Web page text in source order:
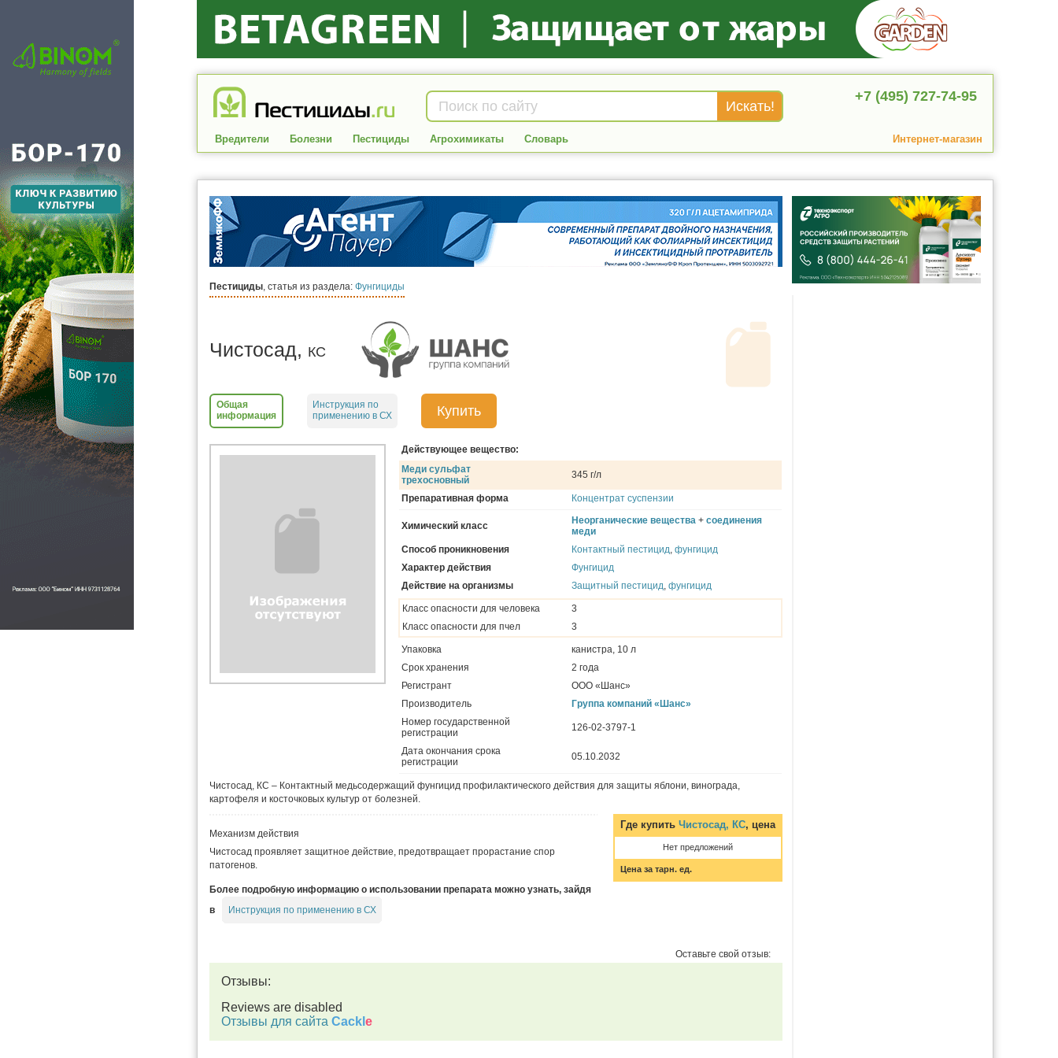
+7 (495) 727-74-95
Вредители Болезни Пестициды Агрохимикаты Словарь Интернет-магазин
Пестициды, статья из раздела: Фунгициды
Чистосад, КС
Общая
информация
Инструкция по
применению в СХ
Купить
Действующее вещество:
Меди сульфат
трехосновный
345 г/л
Препаративная форма Концентрат суспензии
Химический класс Неорганические вещества + соединения
меди
Способ проникновения
Контактный пестицид, фунгицид
Характер действия
Фунгицид
Действие на организмы
Защитный пестицид, фунгицид
Класс опасности для человека
3
Класс опасности для пчел
3
Упаковка
канистра, 10 л
Срок хранения
2 года
Регистрант
ООО «Шанс»
Производитель
Группа компаний «Шанс»
Номер государственной
регистрации
126-02-3797-1
Дата окончания срока
регистрации
05.10.2032
Чистосад, КС – Контактный медьсодержащий фунгицид профилактического действия для защиты яблони, винограда,
картофеля и косточковых культур от болезней.
Где купить Чистосад, КС, цена
Нет предложений
Цена за тарн. ед.
Механизм действия
Чистосад проявляет защитное действие, предотвращает прорастание спор
патогенов.
Более подробную информацию о использовании препарата можно узнать, зайдя
в
Инструкция по применению в СХ
Оставьте свой отзыв:
Отзывы:
Reviews are disabled
Отзывы для сайта Cackl e